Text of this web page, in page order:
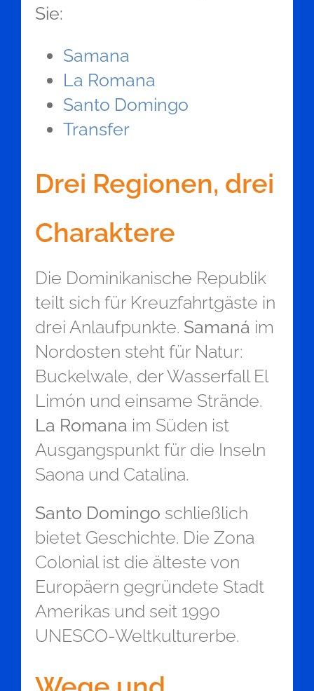
Sie:
Samana
La Romana
Santo Domingo
Transfer
Drei Regionen, drei
Charaktere
Die Dominikanische Republik
teilt sich für Kreuzfahrtgäste in
drei Anlaufpunkte. Samaná im
Nordosten steht für Natur:
Buckelwale, der Wasserfall El
Limón und einsame Strände.
La Romana im Süden ist
Ausgangspunkt für die Inseln
Saona und Catalina.
Santo Domingo schließlich
bietet Geschichte. Die Zona
Colonial ist die älteste von
Europäern gegründete Stadt
Amerikas und seit 1990
UNESCO-Weltkulturerbe.